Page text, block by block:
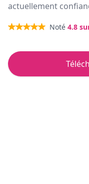
actuellement
Noté 4.8